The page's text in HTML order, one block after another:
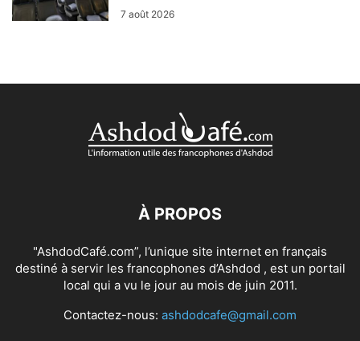
7 août 2026
À PROPOS
"AshdodCafé.com”, l’unique site internet en français
destiné à servir les francophones d’Ashdod , est un portail
local qui a vu le jour au mois de juin 2011.
Contactez-nous: ashdodcafe@gmail.com